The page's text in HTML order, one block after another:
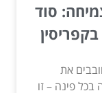
סוד
את
פינה – זו